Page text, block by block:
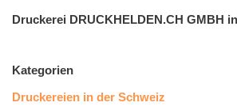
Druckerei DRUCKHELDEN.CH GMBH
Kategorien
Druckereien in der Schweiz